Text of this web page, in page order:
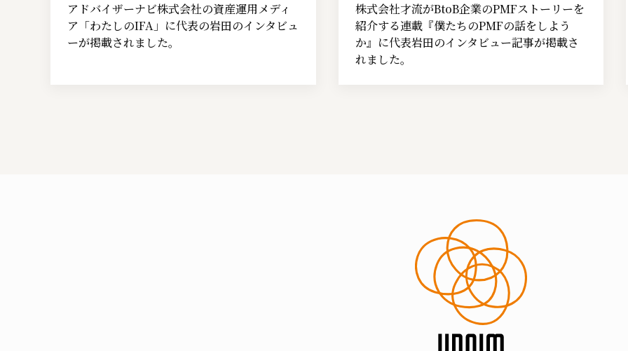
アドバイザーナビ株式会社の資産運用メディ
ア「わたしのIFA」に代表の岩田のインタビュ
ーが掲載されました。
株式会社才流がBtoB企業のPMFストーリーを
紹介する連載『僕たちのPMFの話をしよう
か』に代表岩田のインタビュー記事が掲載さ
れました。